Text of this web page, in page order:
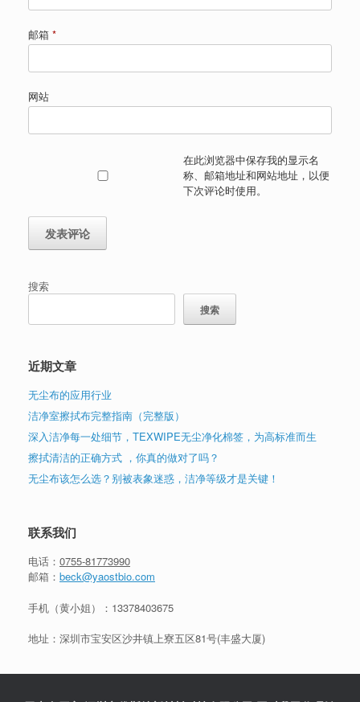
邮箱 *
网站
在此浏览器中保存我的显示名
称、邮箱地址和网站地址，以便
下次评论时使用。
搜索
搜索
近期文章
无尘布的应用行业
洁净室擦拭布完整指南（完整版）
深入洁净每一处细节，TEXWIPE无尘净化棉签，为高标准而生
擦拭清洁的正确方式 ，你真的做对了吗？
无尘布该怎么选？别被表象迷惑，洁净等级才是关键！
联系我们
电话： 0755-81773990
邮箱： beck@yaostbio.com
手机（黄小姐）： 13378403675
地址：深圳市宝安区沙井镇上寮五区81号(丰盛大厦)